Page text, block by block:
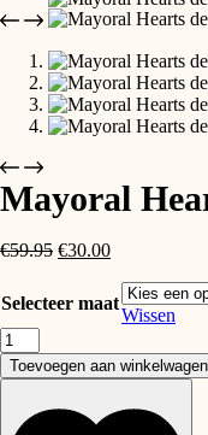
Mayoral
€59.95 Oorspronkelijke
€59.95.
€30.00Huidige
€30.00.
Selecteer maat
Wissen
Mayoral
Hearts
denim
aantal
Toevoegen aan winkelwagen